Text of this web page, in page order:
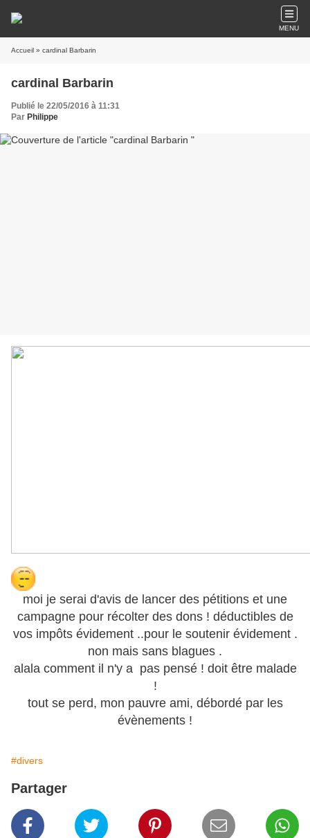
MENU
Accueil » cardinal Barbarin
cardinal Barbarin
Publié le 22/05/2016 à 11:31
Par Philippe
moi je serai d'avis de lancer des pétitions et une
campagne pour récolter des dons ! déductibles de
vos impôts évidement ..pour le soutenir évidement .
non mais sans blagues .
alala comment il n'y a pas pensé ! doit être malade
!
tout se perd, mon pauvre ami, débordé par les
évènements !
#divers
Partager